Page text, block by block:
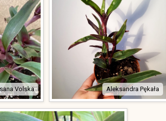
Volska Aleksandra Pękała